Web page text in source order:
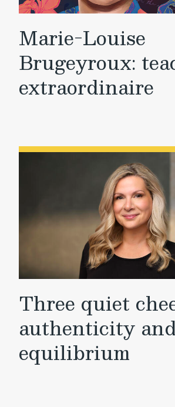
Marie-Louise
Brugeyroux:
extraordinaire
Three quiet
authenticity
equilibrium